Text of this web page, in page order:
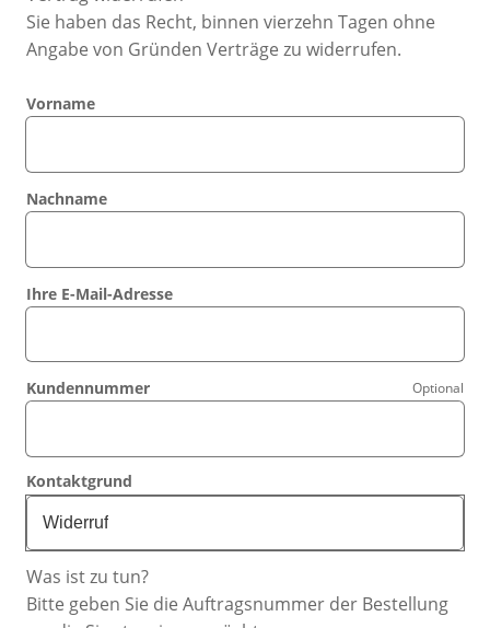
Sie haben das Recht, binnen vierzehn Tagen ohne
Angabe von Gründen Verträge zu widerrufen.
Vorname
Nachname
Ihre E-Mail-Adresse
Kundennummer Optional
Kontaktgrund
Widerruf
Was ist zu tun?
Bitte geben Sie die Auftragsnummer der Bestellung